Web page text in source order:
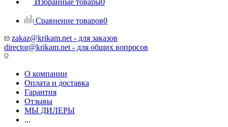
Избранные товары0
Сравнение товаров0
zakaz@krikam.net - для заказов
director@krikam.net - для общих вопросов
О компании
Оплата и доставка
Гарантия
Отзывы
МЫ ДИЛЕРЫ
...